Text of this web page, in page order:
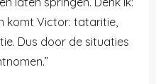
komt Victor: tataritie,
Dus door de situaties